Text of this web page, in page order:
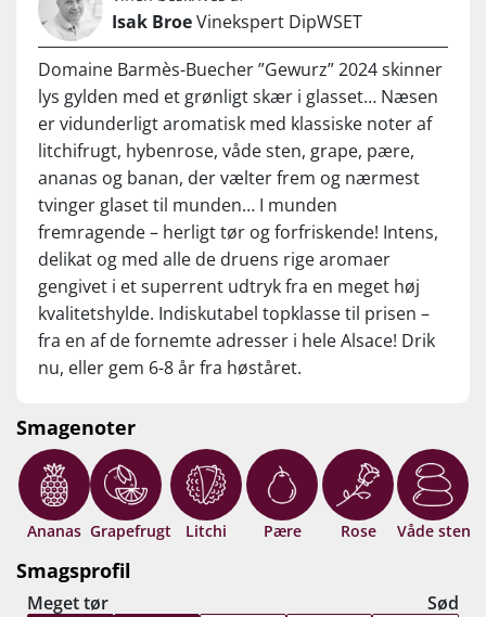
Isak BroeVinekspert DipWSET
Domaine Barmès-Buecher ”Gewurz” 2024 skinner
lys gylden med et grønligt skær i glasset… Næsen
er vidunderligt aromatisk med klassiske noter af
litchifrugt, hybenrose, våde sten, grape, pære,
ananas og banan, der vælter frem og nærmest
tvinger glaset til munden… I munden
fremragende – herligt tør og forfriskende! Intens,
delikat og med alle de druens rige aromaer
gengivet i et superrent udtryk fra en meget høj
kvalitetshylde. Indiskutabel topklasse til prisen –
fra en af de fornemte adresser i hele Alsace! Drik
nu, eller gem 6-8 år fra høståret.
Smagenoter
Ananas Grapefrugt Litchi Pære Rose Våde sten
Smagsprofil
Meget tør
Sød